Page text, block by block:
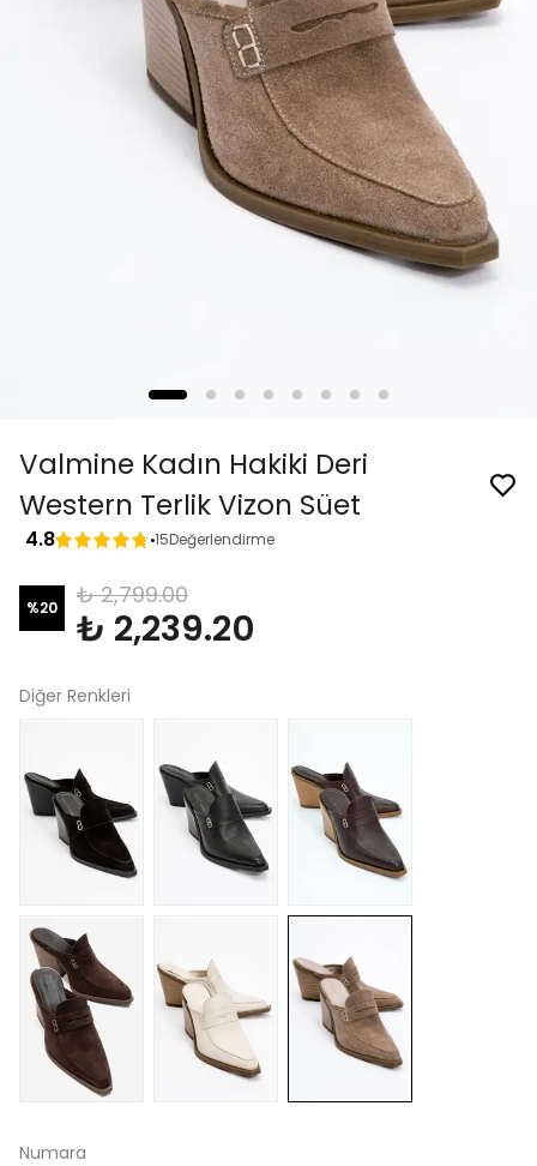
Valmine Kadın Hakiki Deri
Western Terlik Vizon Süet
4.8 15Değerlendirme
%20 ₺ 2,799.00
₺ 2,239.20
Diğer Renkleri
Numara